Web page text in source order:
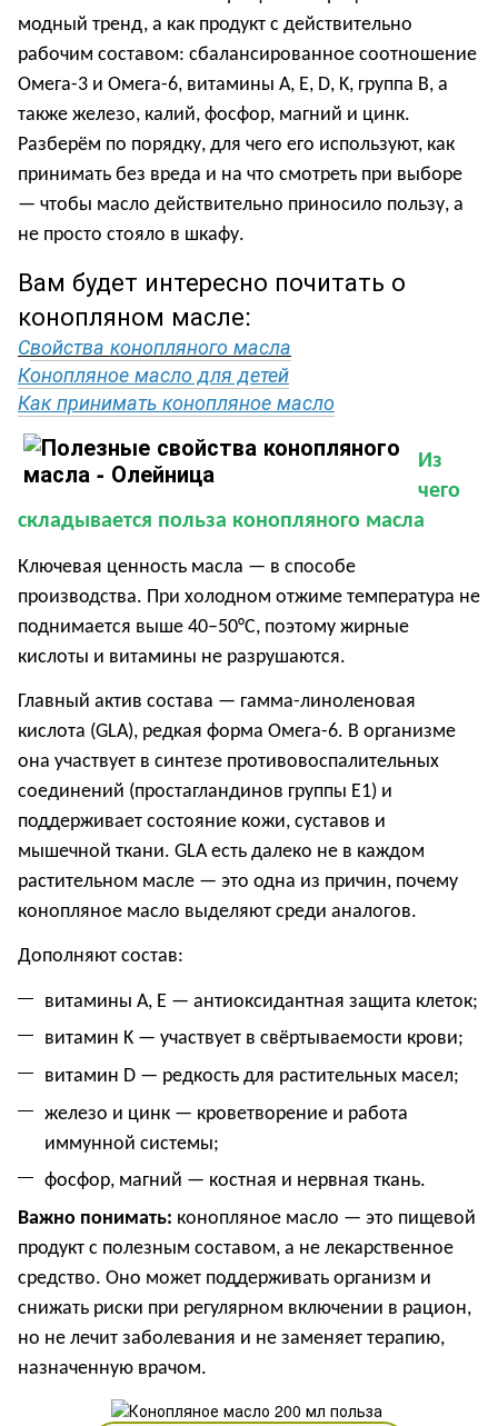
модный тренд, а как продукт с действительно
рабочим составом: сбалансированное соотношение
Омега-3 и Омега-6, витамины A, E, D, K, группа B, а
также железо, калий, фосфор, магний и цинк.
Разберём по порядку, для чего его используют, как
принимать без вреда и на что смотреть при выборе
— чтобы масло действительно приносило пользу, а
не просто стояло в шкафу.
Вам будет интересно почитать о
конопляном масле:
Свойства конопляного масла
Конопляное масло для детей
Как принимать конопляное масло
Из
чего
складывается польза конопляного масла
Ключевая ценность масла — в способе
производства. При холодном отжиме температура не
поднимается выше 40–50°C, поэтому жирные
кислоты и витамины не разрушаются.
Главный актив состава — гамма-линоленовая
кислота (GLA), редкая форма Омега-6. В организме
она участвует в синтезе противовоспалительных
соединений (простагландинов группы E1) и
поддерживает состояние кожи, суставов и
мышечной ткани. GLA есть далеко не в каждом
растительном масле — это одна из причин, почему
конопляное масло выделяют среди аналогов.
Дополняют состав:
витамины A, E — антиоксидантная защита клеток;
витамин K — участвует в свёртываемости крови;
витамин D — редкость для растительных масел;
железо и цинк — кроветворение и работа
иммунной системы;
фосфор, магний — костная и нервная ткань.
Важно понимать: конопляное масло — это пищевой
продукт с полезным составом, а не лекарственное
средство. Оно может поддерживать организм и
снижать риски при регулярном включении в рацион,
но не лечит заболевания и не заменяет терапию,
назначенную врачом.